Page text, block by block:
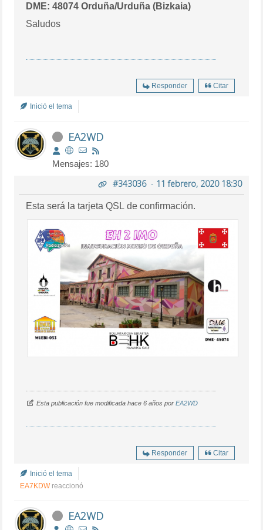
DME: 48074 Orduña/Urduña (Bizkaia)
Saludos
Responder Citar
Inició el tema
EA2WD
Mensajes: 180
#343036- 11 febrero, 2020 18:30
Esta será la tarjeta QSL de confirmación.
Esta publicación fue modificada hace 6 años porEA2WD
Responder Citar
Inició el tema
EA7KDWreaccionó
EA2WD